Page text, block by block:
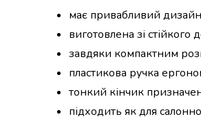
напої
Бакалія
Макаронні
вироби
Сухі
має привабливий
виготовлена зі стійкого
завдяки компактним
пластикова ручка
тонкий кінчик
підходить як для